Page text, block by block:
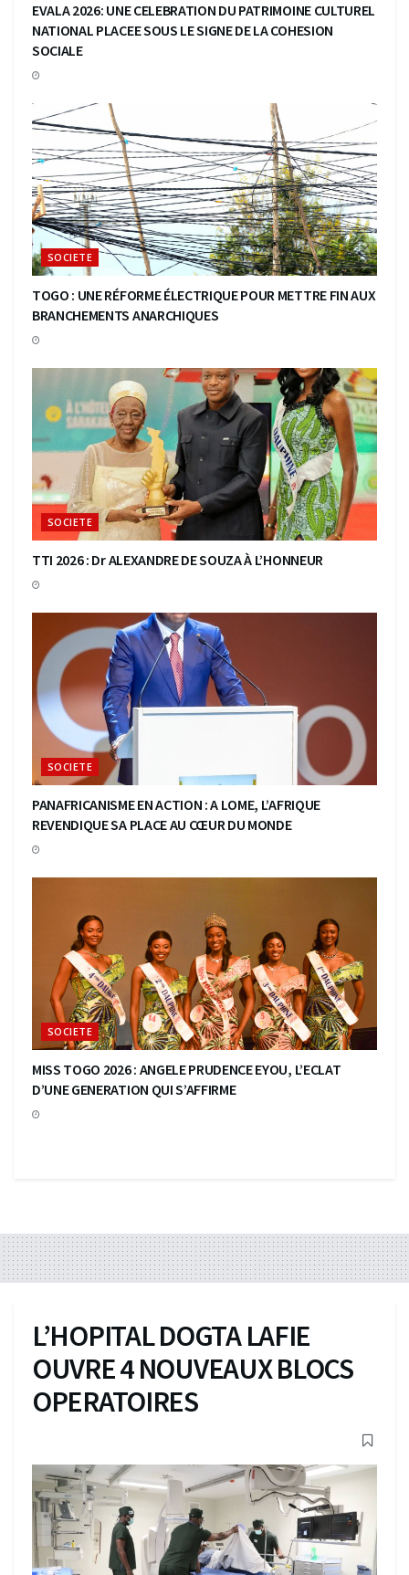
EVALA 2026: UNE CELEBRATION DU PATRIMOINE CULTUREL
NATIONAL PLACEE SOUS LE SIGNE DE LA COHESION
SOCIALE
SOCIETE
TOGO : UNE RÉFORME ÉLECTRIQUE POUR METTRE FIN AUX
BRANCHEMENTS ANARCHIQUES
SOCIETE
TTI 2026 : Dr ALEXANDRE DE SOUZA À L’HONNEUR
SOCIETE
PANAFRICANISME EN ACTION : A LOME, L’AFRIQUE
REVENDIQUE SA PLACE AU CŒUR DU MONDE
SOCIETE
MISS TOGO 2026 : ANGELE PRUDENCE EYOU, L’ECLAT
D’UNE GENERATION QUI S’AFFIRME
L’HOPITAL DOGTA LAFIE
OUVRE 4 NOUVEAUX BLOCS
OPERATOIRES